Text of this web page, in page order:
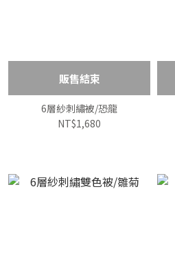
販售結束
6層紗刺繡被/恐龍
NT$1,680